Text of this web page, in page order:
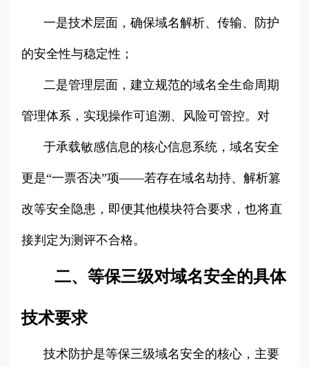
一是技术层面，确保域名解析、传输、防护
的安全性与稳定性；
二是管理层面，建立规范的域名全生命周期
管理体系，实现操作可追溯、风险可管控。对
于承载敏感信息的核心信息系统，域名安全
更是“一票否决”项——若存在域名劫持、解析篡
改等安全隐患，即便其他模块符合要求，也将直
接判定为测评不合格。
二、等保三级对域名安全的具体
技术要求
技术防护是等保三级域名安全的核心，主要